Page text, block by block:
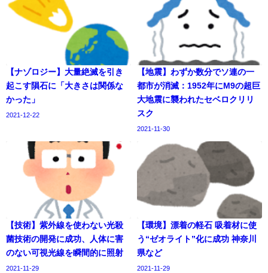
【ナゾロジー】大量絶滅を引き
起こす隕石に「大きさは関係な
かった」
2021-12-22
【地震】わずか数分でソ連の一
都市が消滅：1952年にM9の超巨
大地震に襲われたセベロクリリ
スク
2021-11-30
【技術】紫外線を使わない光殺
菌技術の開発に成功、人体に害
のない可視光線を瞬間的に照射
2021-11-29
【環境】漂着の軽石 吸着材に使
う“ゼオライト”化に成功 神奈川
県など
2021-11-29